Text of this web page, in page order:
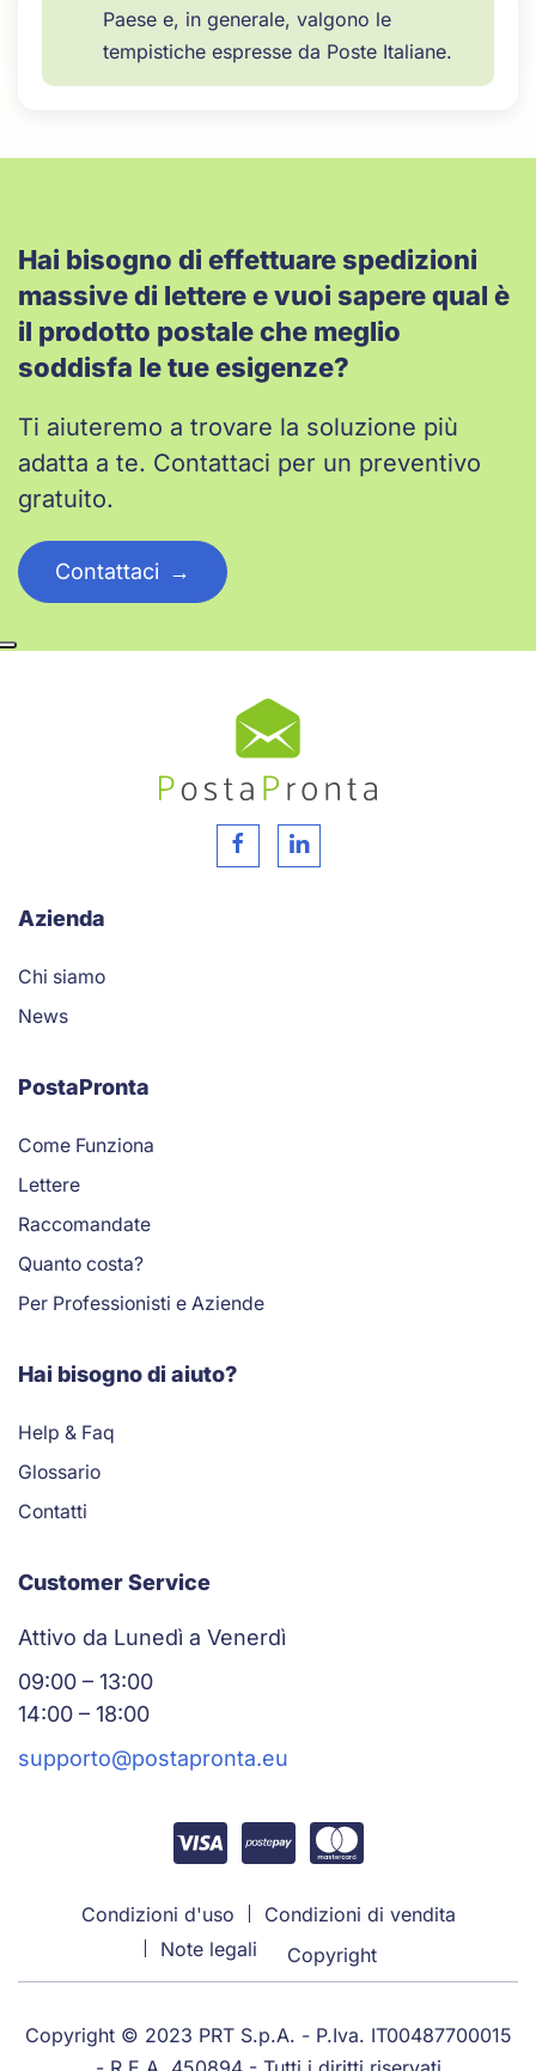
Paese e, in generale, valgono le
tempistiche espresse da Poste Italiane.
Hai bisogno di effettuare spedizioni
massive di lettere e vuoi sapere qual è
il prodotto postale che meglio
soddisfa le tue esigenze?
Ti aiuteremo a trovare la soluzione più
adatta a te. Contattaci per un preventivo
gratuito.
Contattaci
Azienda
Chi siamo
News
PostaPronta
Come Funziona
Lettere
Raccomandate
Quanto costa?
Per Professionisti e Aziende
Hai bisogno di aiuto?
Help & Faq
Glossario
Contatti
Customer Service
Attivo da Lunedì a Venerdì
09:00 – 13:00
14:00 – 18:00
supporto@postapronta.eu
Condizioni d'uso
Condizioni di vendita
Note legali
Copyright
Copyright © 2023 PRT S.p.A. - P.Iva. IT00487700015